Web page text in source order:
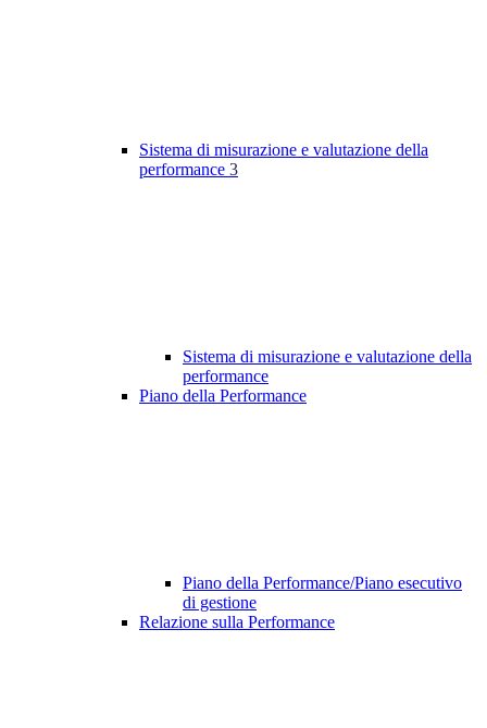
Sistema di misurazione e valutazione della
performance 3
Sistema di misurazione e valutazione della
performance
Piano della Performance
Piano della Performance/Piano esecutivo
di gestione
Relazione sulla Performance